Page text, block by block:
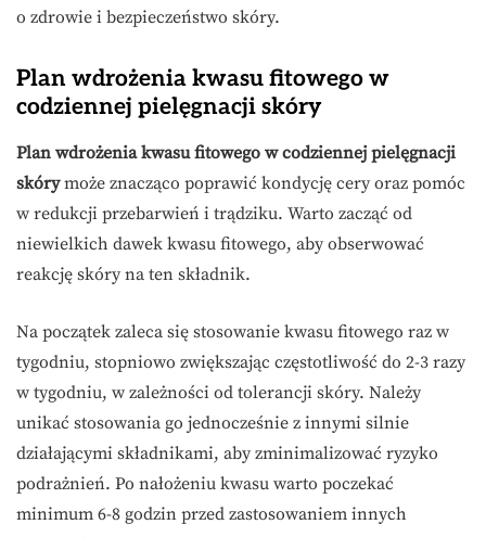
o zdrowie i bezpieczeństwo skóry.
Plan wdrożenia kwasu fitowego w
codziennej pielęgnacji skóry
Plan wdrożenia kwasu fitowego w codziennej pielęgnacji
skórymoże znacząco poprawić kondycję cery oraz pomóc
w redukcji przebarwień i trądziku. Warto zacząć od
niewielkich dawek kwasu fitowego, aby obserwować
reakcję skóry na ten składnik.
Na początek zaleca się stosowanie kwasu fitowego raz w
tygodniu, stopniowo zwiększając częstotliwość do 2-3 razy
w tygodniu, w zależności od tolerancji skóry. Należy
unikać stosowania go jednocześnie z innymi silnie
działającymi składnikami, aby zminimalizować ryzyko
podrażnień. Po nałożeniu kwasu warto poczekać
minimum 6-8 godzin przed zastosowaniem innych